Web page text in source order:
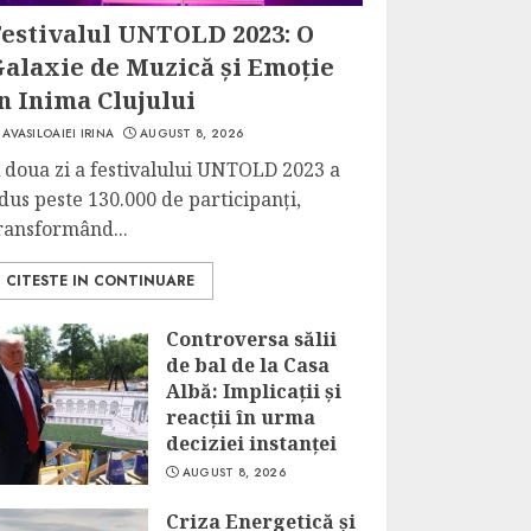
UNTOLD 2023: O
de Muzică și Emoție
Inima Clujului
AVASILOAIEI IRINA AUGUST 8, 2026
doua zi a festivalului UNTOLD 2023 a
peste 130.000 de participanți,
CITESTE IN CONTINUARE
Controversa sălii
de bal de la Casa
Albă: Implicații și
reacții în urma
deciziei instanței
AUGUST 8, 2026
Criza Energetică și